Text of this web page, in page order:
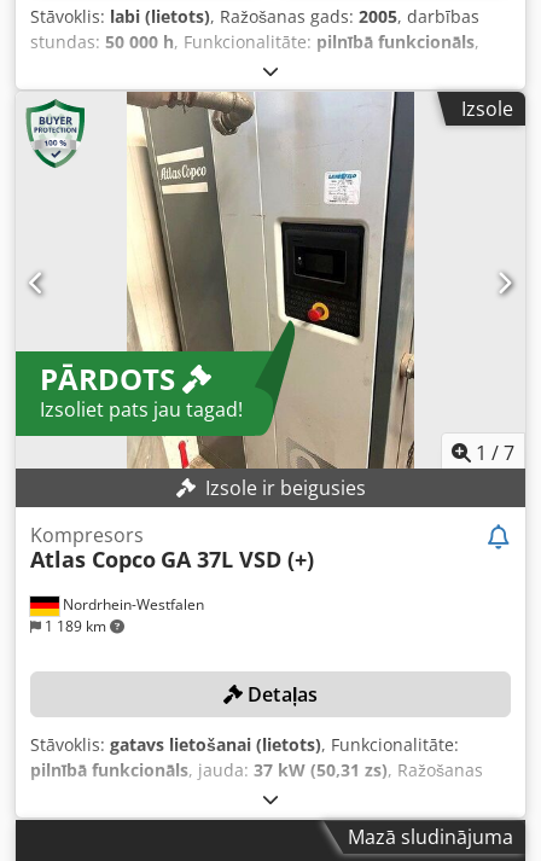
Stāvoklis: labi (lietots), Ražošanas gads: 2005, darbības
stundas: 50 000 h, Funkcionalitāte: pilnībā funkcionāls,
, Aprīkojums:
kW skrūvju kompresors ar iebūvētu saldēšanas žāvētāju,
demontēts, bet labā stāvoklī. Djdezb Drxepfx Aflekr
Izsole
PĀRDOTS
Izsoliet pats jau tagad!
1 /7
Izsole ir beigusies
Nordrhein-Westfalen
1 189 km
Kompresors
Atlas Copco GA 37L VSD (+)
Detaļas
Stāvoklis: gatavs lietošanai (lietots), Funkcionalitāte:
pilnībā funkcionāls, jauda: 37 kW (50,31 zs), Ražošanas
, spiediens (maks.):13 stieple
tvertnes ietilpība:1 500 l, rotācijas ātrums (maks.):3 800
475,2 m³/h ,Mazā sludinājuma